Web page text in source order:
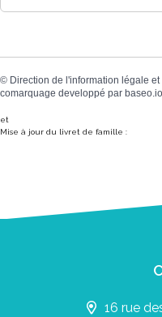
© Direction de l'information légale
comarquage developpé par baseo.io
et
Mise à jour du livret de famille :
16 rue